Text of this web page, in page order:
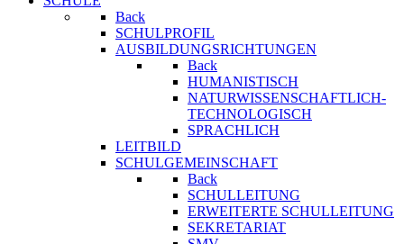
Back
SCHULPROFIL
AUSBILDUNGSRICHTUNGEN
Back
HUMANISTISCH
NATURWISSENSCHAFTLICH-
TECHNOLOGISCH
SPRACHLICH
LEITBILD
SCHULGEMEINSCHAFT
Back
SCHULLEITUNG
ERWEITERTE SCHULLEITUNG
SEKRETARIAT